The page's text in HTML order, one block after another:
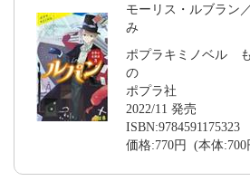
モーリス・ルブラ
み
ポプラキミノベル
の
ポプラ社
2022/11 発売
ISBN:9784591175323
価格:770円 (本体:700